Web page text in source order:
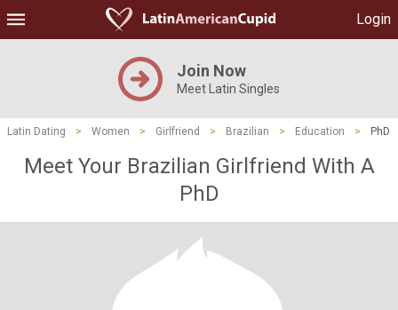
Login
Join Now
Meet Latin Singles
Latin Dating > Women > Girlfriend > Brazilian > Education > PhD
Meet Your Brazilian Girlfriend With A
PhD